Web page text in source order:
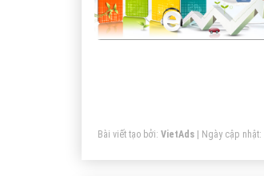
Bài viết tạo bởi: VietAds | Ngày cập nhật: